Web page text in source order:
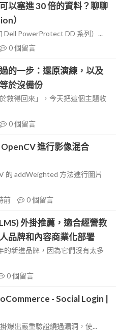
以塞進 30 倍的資料？聊聊
）
Dell PowerProtect DD 系列）...
0個留言
的一步：還原演練，以及
於沒備份
救得回來」，今天把這個主題收
0個留言
進行影像混合
的 addWeighted 方法進行圖片
前 0個留言
外掛推薦，適合經營教
品牌和內容商業化部署
新進品牌，因為它們沒有太多
0個留言
- Social Login |
爆出嚴重驗證繞過漏洞，使...